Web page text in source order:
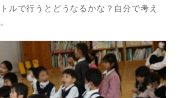
ルで行うとどうなるかな？自分で考え